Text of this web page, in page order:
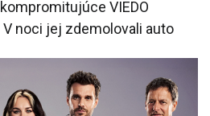
VIEDO
V noci jej zdemolovali auto